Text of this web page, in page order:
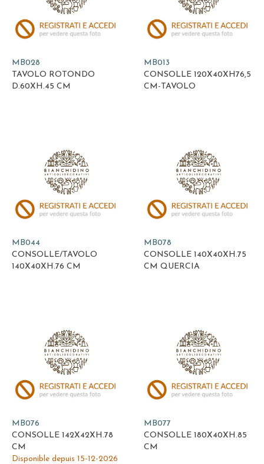
MB028
TAVOLO ROTONDO
D.60XH.45 CM
MB013
CONSOLLE 120X40XH76,5
CM-TAVOLO
MB044
CONSOLLE/TAVOLO
140X40XH.76 CM
MB078
CONSOLLE 140X40XH.75
CM QUERCIA
MB076
CONSOLLE 142X42XH.78
CM
Disponible depuis 15-12-2026
MB077
CONSOLLE 180X40XH.85
CM